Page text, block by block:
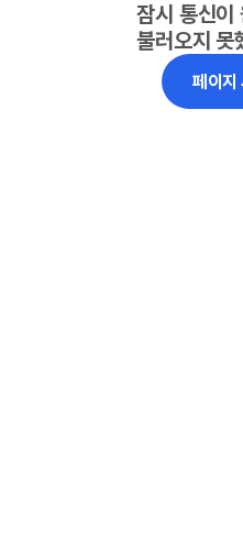
잠시 통신이
불러오지 못
페이지